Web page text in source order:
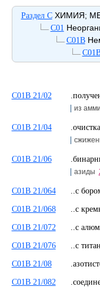
Раздел CХИМИЯ;
C01
C01B
C01B 21/02
из
C01B 21/04
C01B 21/06
азиды
C01B 21/064 ..с
C01B 21/068 ..с
C01B 21/072 ..с
C01B 21/076 ..с
C01B 21/08
C01B 21/082